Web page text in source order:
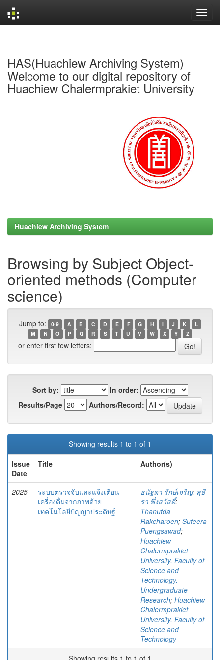
HAS(Huachiew Archiving System)
Welcome to our digital repository of
Huachiew Chalermprakiet University
Huachiew Archiving System
Browsing by Subject Object-
oriented methods (Computer
science)
Jump to: 0-9 A B C D E F G H I J K
L
M
N O P Q R S T U V W X Y Z
or enter first few letters:
Sort by:
In order:
Results/Page
Authors/Record:
Showing results 1 to 1 of 1
Issue
Date
Title Author(s)
2025
ระบบตรวจจับและแจ้งเตือน
เครื่องดื่มจากภาพด้วย
เทคโนโลยีปัญญาประดิษฐ์
ธนัฐดา รักษ์เจริญ; สุธี
รา พึ่งสวัสดิ์;
Thanutda
Rakcharoen; Suteera
Puengsawad;
Huachiew
Chalermprakiet
University. Faculty of
Science and
Technology.
Undergraduate
Research; Huachiew
Chalermprakiet
University. Faculty of
Science and
Technology
Showing results 1 to 1 of 1